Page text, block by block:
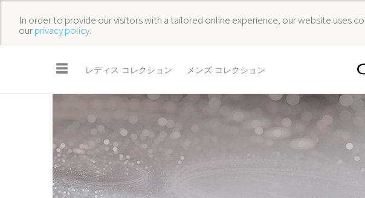
In order to provide our visitors with a tailored online experience, our website uses
ourprivacy policy.
☰ レディス コレクション メンズ コレクション